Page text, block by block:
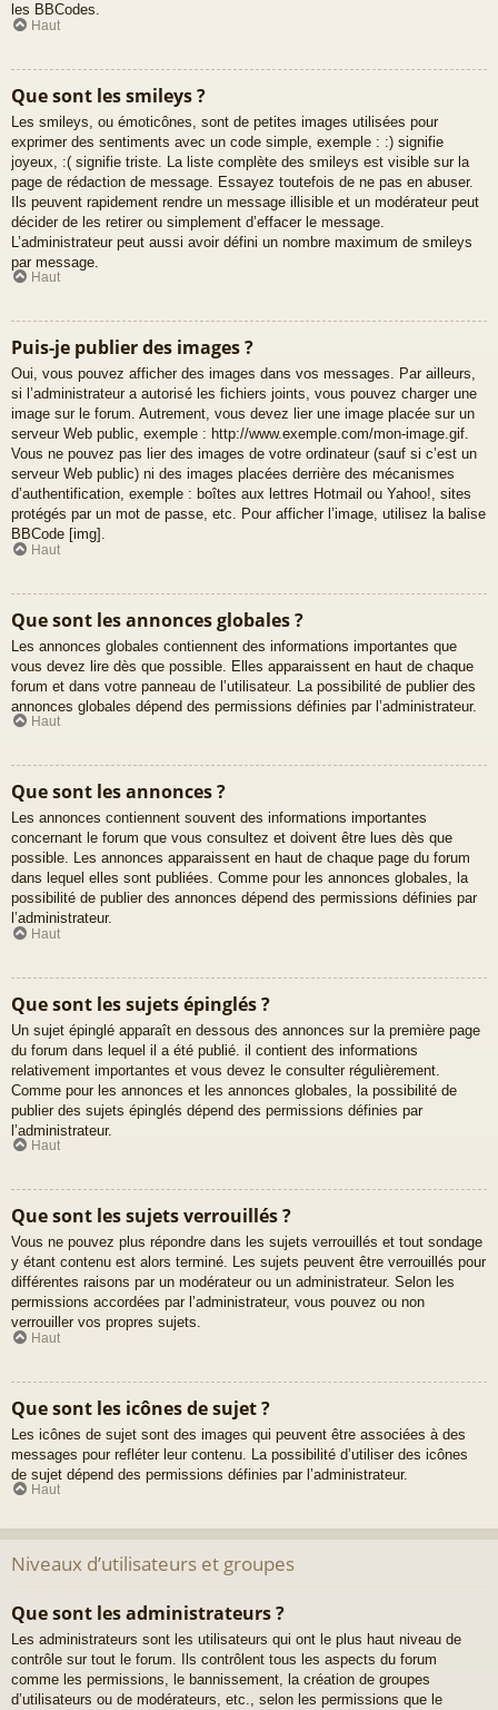
les BBCodes.
Haut
Que sont les smileys ?
Les smileys, ou émoticônes, sont de petites images utilisées pour
exprimer des sentiments avec un code simple, exemple : :) signifie
joyeux, :( signifie triste. La liste complète des smileys est visible sur la
page de rédaction de message. Essayez toutefois de ne pas en abuser.
Ils peuvent rapidement rendre un message illisible et un modérateur peut
décider de les retirer ou simplement d’effacer le message.
L’administrateur peut aussi avoir défini un nombre maximum de smileys
par message.
Haut
Puis-je publier des images ?
Oui, vous pouvez afficher des images dans vos messages. Par ailleurs,
si l’administrateur a autorisé les fichiers joints, vous pouvez charger une
image sur le forum. Autrement, vous devez lier une image placée sur un
serveur Web public, exemple : http://www.exemple.com/mon-image.gif.
Vous ne pouvez pas lier des images de votre ordinateur (sauf si c’est un
serveur Web public) ni des images placées derrière des mécanismes
d’authentification, exemple : boîtes aux lettres Hotmail ou Yahoo!, sites
protégés par un mot de passe, etc. Pour afficher l’image, utilisez la balise
BBCode [img].
Haut
Que sont les annonces globales ?
Les annonces globales contiennent des informations importantes que
vous devez lire dès que possible. Elles apparaissent en haut de chaque
forum et dans votre panneau de l’utilisateur. La possibilité de publier des
annonces globales dépend des permissions définies par l’administrateur.
Haut
Que sont les annonces ?
Les annonces contiennent souvent des informations importantes
concernant le forum que vous consultez et doivent être lues dès que
possible. Les annonces apparaissent en haut de chaque page du forum
dans lequel elles sont publiées. Comme pour les annonces globales, la
possibilité de publier des annonces dépend des permissions définies par
l’administrateur.
Haut
Que sont les sujets épinglés ?
Un sujet épinglé apparaît en dessous des annonces sur la première page
du forum dans lequel il a été publié. il contient des informations
relativement importantes et vous devez le consulter régulièrement.
Comme pour les annonces et les annonces globales, la possibilité de
publier des sujets épinglés dépend des permissions définies par
l’administrateur.
Haut
Que sont les sujets verrouillés ?
Vous ne pouvez plus répondre dans les sujets verrouillés et tout sondage
y étant contenu est alors terminé. Les sujets peuvent être verrouillés pour
différentes raisons par un modérateur ou un administrateur. Selon les
permissions accordées par l’administrateur, vous pouvez ou non
verrouiller vos propres sujets.
Haut
Que sont les icônes de sujet ?
Les icônes de sujet sont des images qui peuvent être associées à des
messages pour refléter leur contenu. La possibilité d’utiliser des icônes
de sujet dépend des permissions définies par l’administrateur.
Haut
Niveaux d’utilisateurs et groupes
Que sont les administrateurs ?
Les administrateurs sont les utilisateurs qui ont le plus haut niveau de
contrôle sur tout le forum. Ils contrôlent tous les aspects du forum
comme les permissions, le bannissement, la création de groupes
d’utilisateurs ou de modérateurs, etc., selon les permissions que le